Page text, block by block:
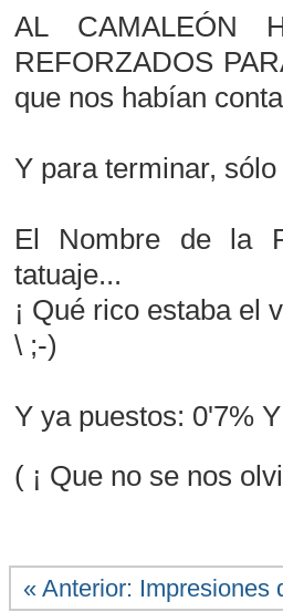
AL CAMALEÓN
REFORZADOS
que nos habían
Y para terminar,
El Nombre de la
tatuaje...
¡ Qué rico estaba el
\ ;-)
Y ya puestos: 0'7%
( ¡ Que no se nos
« Anterior: Impresiones